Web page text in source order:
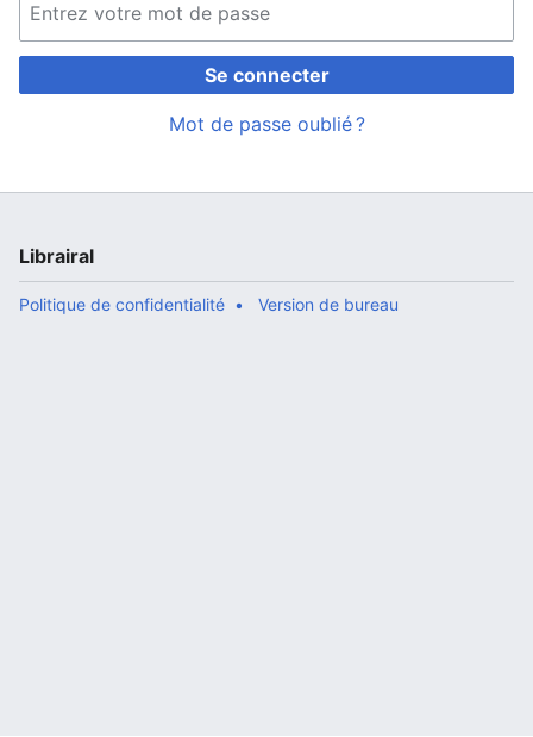
Se connecter
Mot de passe oublié ?
Librairal
Politique de confidentialité Version de bureau